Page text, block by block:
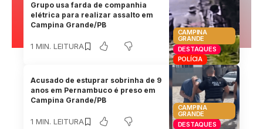
CAMPINA
GRANDE
DESTAQUES
POLÍCIA
Grupo usa farda de companhia
elétrica para realizar assalto em
Campina Grande/PB
1 MIN. LEITURA
CAMPINA
GRANDE
DESTAQUES
Acusado de estuprar sobrinha de 9
anos em Pernambuco é preso em
Campina Grande/PB
1 MIN. LEITURA